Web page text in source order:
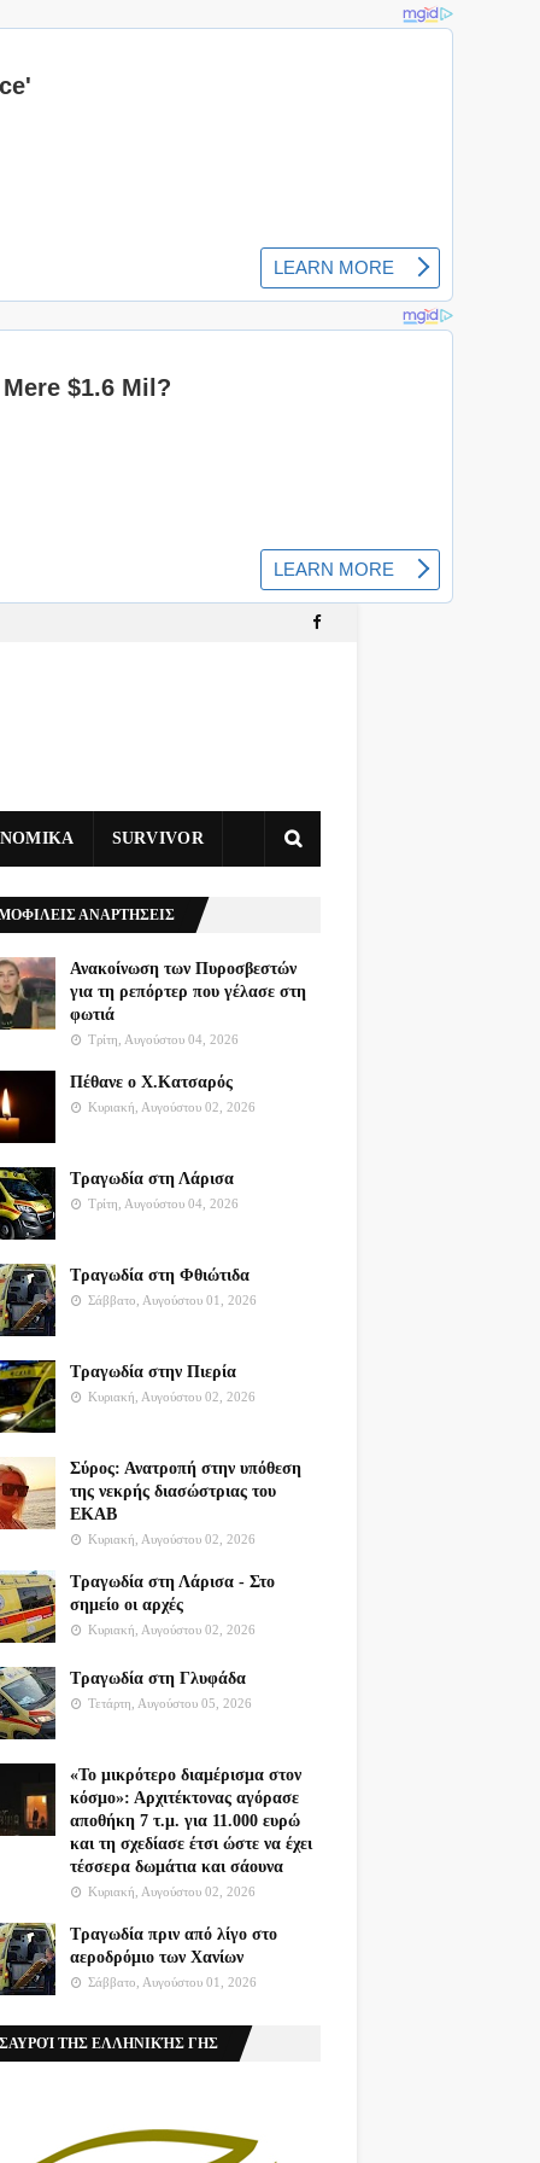
SURVIVOR
ΑΝΑΡΤΗΣΕΙΣ
Ανακοίνωση των Πυροσβεστών
για τη ρεπόρτερ που γέλασε στη
φωτιά
Τρίτη, Αυγούστου 04, 2026
Πέθανε ο Χ.Κατσαρός
Κυριακή, Αυγούστου 02, 2026
Τραγωδία στη Λάρισα
Τρίτη, Αυγούστου 04, 2026
Τραγωδία στη Φθιώτιδα
Σάββατο, Αυγούστου 01, 2026
Τραγωδία στην Πιερία
Κυριακή, Αυγούστου 02, 2026
Σύρος: Ανατροπή στην υπόθεση
της νεκρής διασώστριας του
ΕΚΑΒ
Κυριακή, Αυγούστου 02, 2026
Τραγωδία στη Λάρισα - Στο
σημείο οι αρχές
Κυριακή, Αυγούστου 02, 2026
Τραγωδία στη Γλυφάδα
Τετάρτη, Αυγούστου 05, 2026
«Το μικρότερο διαμέρισμα στον
κόσμο»: Αρχιτέκτονας αγόρασε
αποθήκη 7 τ.μ. για 11.000 ευρώ
και τη σχεδίασε έτσι ώστε να έχει
τέσσερα δωμάτια και σάουνα
Κυριακή, Αυγούστου 02, 2026
Τραγωδία πριν από λίγο στο
αεροδρόμιο των Χανίων
Σάββατο, Αυγούστου 01, 2026
ΤΗΣ ΕΛΛΗΝΙΚΉΣ ΓΗΣ